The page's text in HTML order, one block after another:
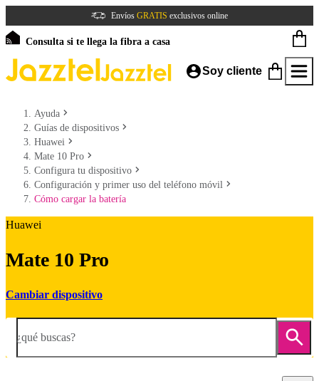
Envíos GRATIS exclusivos online
Consulta si te llega la fibra a casa
Soy cliente
Ayuda
Guías de dispositivos
Huawei
Mate 10 Pro
Configura tu dispositivo
Configuración y primer uso del teléfono móvil
Cómo cargar la batería
Huawei
Mate 10 Pro
Cambiar dispositivo
¿qué buscas?